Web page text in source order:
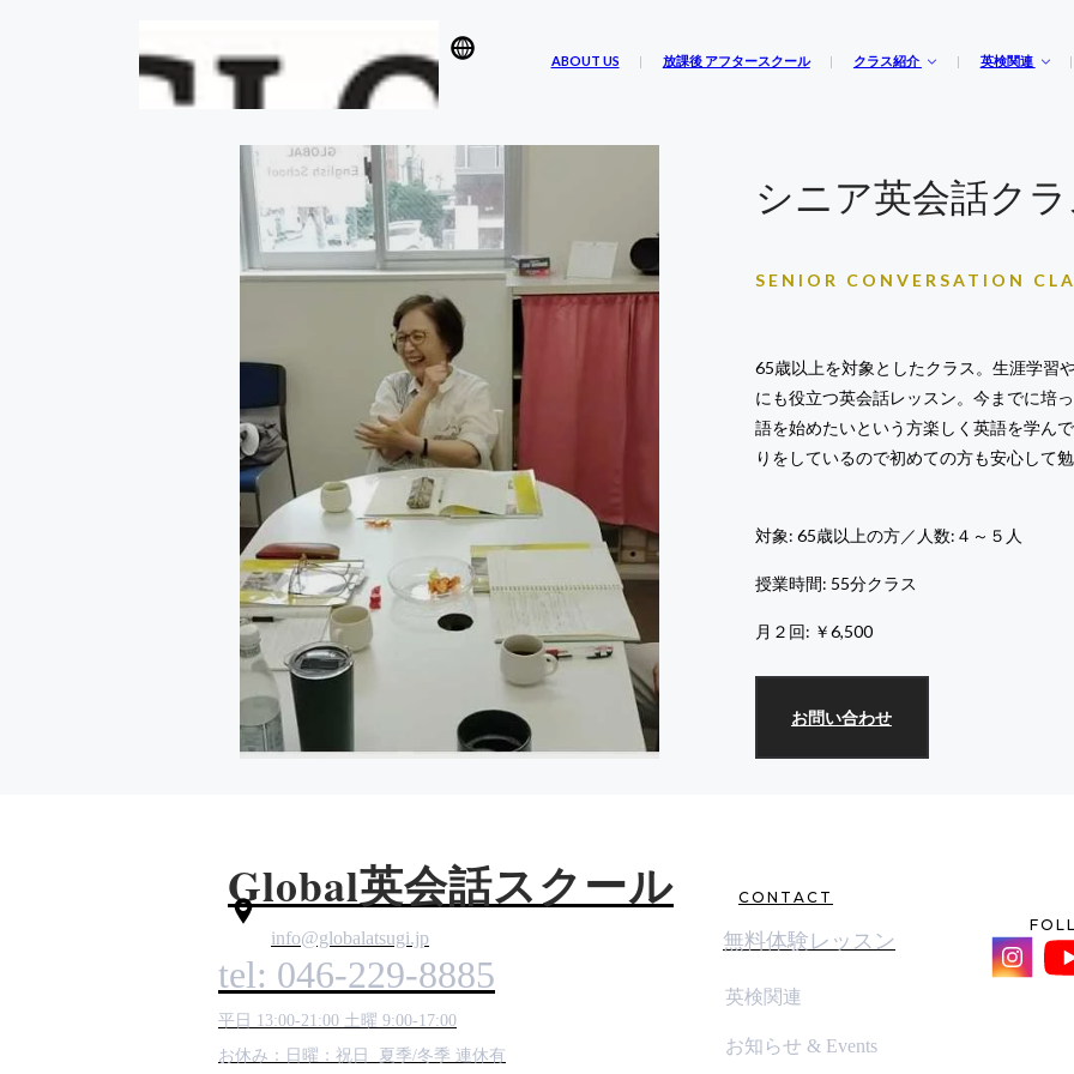
ABOUT US 放課後 アフタースクール クラス紹介 英検関連
シニア英会話ク
SENIOR CONVERSATION
65歳以上を対象としたクラス。生涯学習
にも役立つ英会話レッスン。今までに培
語を始めたいという方楽しく英語を学ん
りをしているので初めての方も安心して
対象: 65歳以上の方／人数:４～５人
授業時間: 55分クラス
月２回: ￥6,500
お問い合わせ
英検関連
お知らせ & Events
無料体験レッスン
CONTACT
Global英会話スクール
info@globalatsugi.jp
tel: 046-229-8885
平日 13:00-21:00 土曜 9:00-17:00
お休み：日曜：祝日 夏季/冬季 連休有